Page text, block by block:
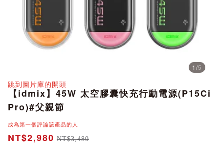
1 /5
跳到圖片庫的開頭
【idmix】45W 太空膠囊快充行動電源(P15Ci
Pro)#父親節
成為第一個評論該產品的人
NT$2,980 NT$3,480